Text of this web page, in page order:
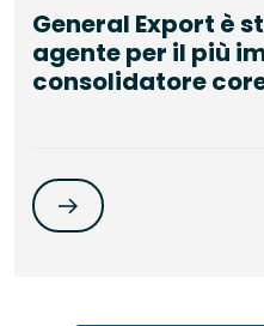
General Export è
agente per il più
consolidatore